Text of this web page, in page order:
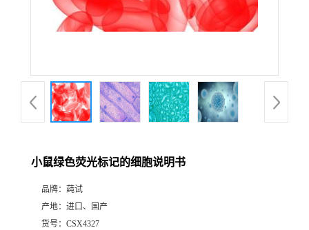
小鼠绿色荧光标记的细胞说明书
品牌： 莼试
产地： 进口、国产
货号： CSX4327